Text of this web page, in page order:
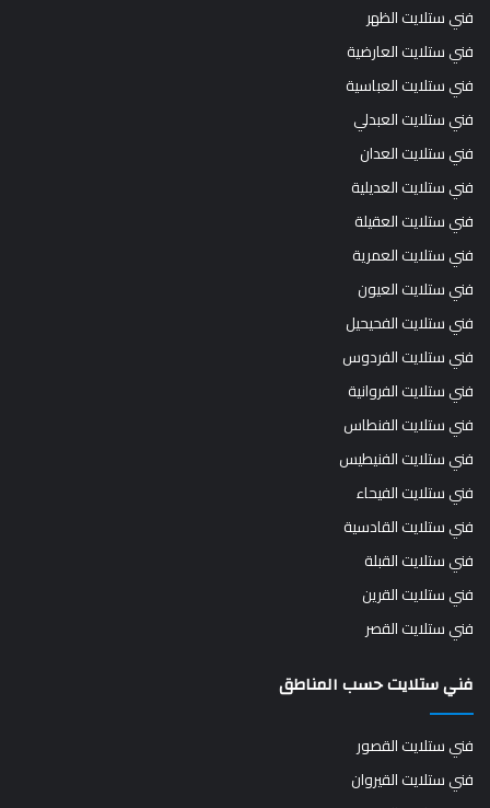
فني ستلايت الظهر
فني ستلايت العارضية
فني ستلايت العباسية
فني ستلايت العبدلي
فني ستلايت العدان
فني ستلايت العديلية
فني ستلايت العقيلة
فني ستلايت العمرية
فني ستلايت العيون
فني ستلايت الفحيحيل
فني ستلايت الفردوس
فني ستلايت الفروانية
فني ستلايت الفنطاس
فني ستلايت الفنيطيس
فني ستلايت الفيحاء
فني ستلايت القادسية
فني ستلايت القبلة
فني ستلايت القرين
فني ستلايت القصر
فني ستلايت حسب المناطق
فني ستلايت القصور
فني ستلايت القيروان